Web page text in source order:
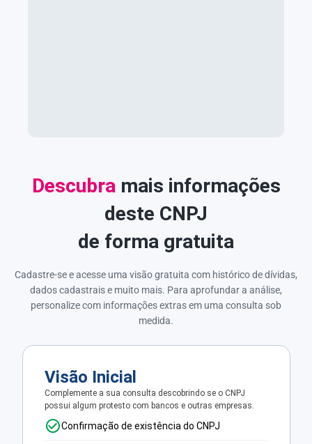
Descubra mais informações
deste CNPJ
de forma gratuita
Cadastre-se e acesse uma visão gratuita com histórico de dívidas,
dados cadastrais e muito mais. Para aprofundar a análise,
personalize com informações extras em uma consulta sob
medida.
Visão Inicial
Complemente a sua consulta descobrindo se o CNPJ
possui algum protesto com bancos e outras empresas.
Confirmação de existência do CNPJ